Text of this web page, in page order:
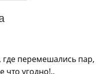
перемешались пар,
что угодно!..